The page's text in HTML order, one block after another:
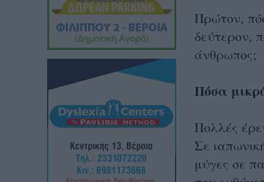
Πρώτον,
δεύτερον,
άνθρωπος;
Πόσα
Πολλές
Σε
μύγες σε